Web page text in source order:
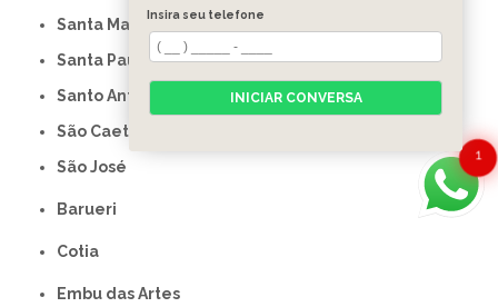
Santa Maria
Santa Paula
Santo Antônio
São Caetano do Sul
São José
Barueri
Cotia
Embu das Artes
1
Insira seu telefone
INICIAR CONVERSA